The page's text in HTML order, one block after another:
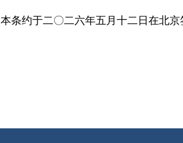
本条约于二〇二六年五月十二日在北